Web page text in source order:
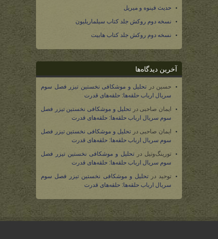
حدیث فینوه و میریل
نسخه دوم روکش جلد کتاب سیلماریلیون
نسخه دوم روکش جلد کتاب هابیت
آخرین دیدگاه‌ها
حسین در تحلیل و موشکافی نخستین تیزر فصل سوم
سریال ارباب حلقه‌ها: حلقه‌های قدرت
ایمان صاحبی در تحلیل و موشکافی نخستین تیزر فصل
سوم سریال ارباب حلقه‌ها: حلقه‌های قدرت
ایمان صاحبی در تحلیل و موشکافی نخستین تیزر فصل
سوم سریال ارباب حلقه‌ها: حلقه‌های قدرت
تورینگ‌وتیل در تحلیل و موشکافی نخستین تیزر فصل
سوم سریال ارباب حلقه‌ها: حلقه‌های قدرت
توحید درتحلیل و موشکافی نخستین تیزر فصل سوم
سریال ارباب حلقه‌ها: حلقه‌های قدرت